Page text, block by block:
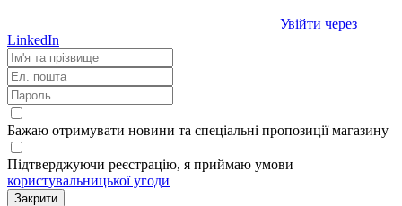
Увійти через
LinkedIn
Бажаю отримувати новини та спеціальні пропозиціїмагазину
Підтверджуючи реєстрацію, я приймаю умови
користувальницької угоди
Закрити